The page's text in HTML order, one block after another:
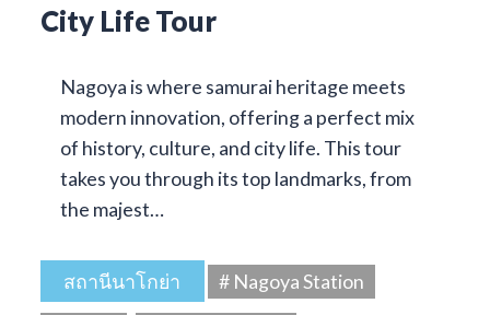
City Life Tour
Nagoya is where samurai heritage meets
modern innovation, offering a perfect mix
of history, culture, and city life. This tour
takes you through its top landmarks, from
the majest…
สถานีนาโกย่า
# Nagoya Station